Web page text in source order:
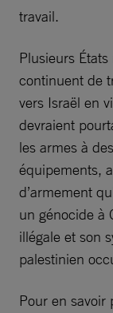
travail.
Plusieurs États
continuent de
vers Israël en
devraient
les armes à
équipements,
d’armement
un génocide à
illégale et son
palestinien
Pour en savoir